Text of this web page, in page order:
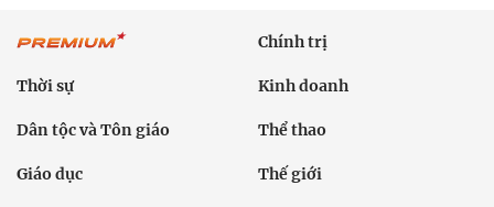
Chính trị
Thời sự Kinh doanh
Dân tộc và Tôn giáo Thể thao
Giáo dục Thế giới